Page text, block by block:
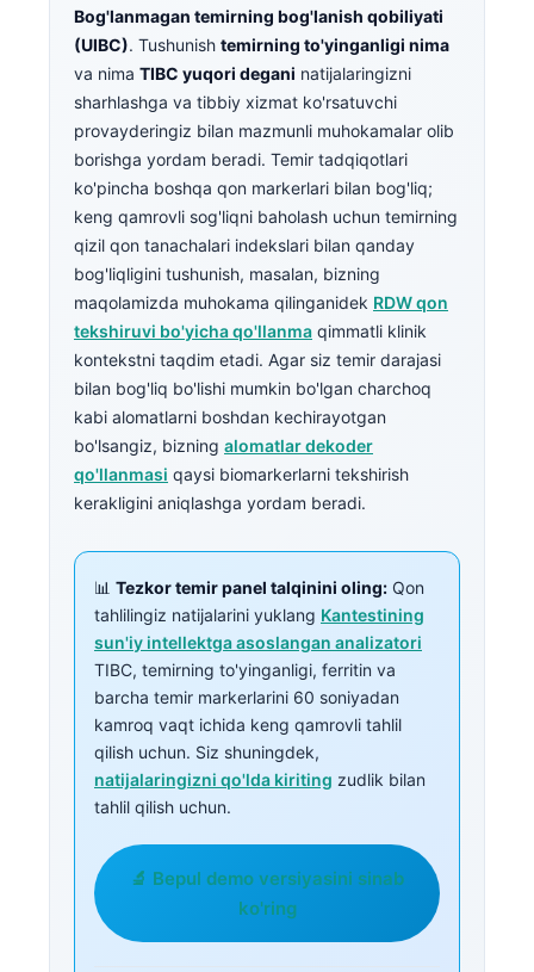
Bog'lanmagan temirning bog'lanish qobiliyati
(UIBC). Tushunish temirning to'yinganligi nima
va nima TIBC yuqori degani natijalaringizni
sharhlashga va tibbiy xizmat ko'rsatuvchi
provayderingiz bilan mazmunli muhokamalar olib
borishga yordam beradi. Temir tadqiqotlari
ko'pincha boshqa qon markerlari bilan bog'liq;
keng qamrovli sog'liqni baholash uchun temirning
qizil qon tanachalari indekslari bilan qanday
bog'liqligini tushunish, masalan, bizning
maqolamizda muhokama qilinganidek RDW qon
tekshiruvi bo'yicha qo'llanma qimmatli klinik
kontekstni taqdim etadi. Agar siz temir darajasi
bilan bog'liq bo'lishi mumkin bo'lgan charchoq
kabi alomatlarni boshdan kechirayotgan
bo'lsangiz, bizning alomatlar dekoder
qo'llanmasi qaysi biomarkerlarni tekshirish
kerakligini aniqlashga yordam beradi.
📊 Tezkor temir panel talqinini oling: Qon
tahlilingiz natijalarini yuklang Kantestining
sun'iy intellektga asoslangan analizatori
TIBC, temirning to'yinganligi, ferritin va
barcha temir markerlarini 60 soniyadan
kamroq vaqt ichida keng qamrovli tahlil
qilish uchun. Siz shuningdek,
natijalaringizni qo'lda kiriting zudlik bilan
tahlil qilish uchun.
🔬 Bepul demo versiyasini sinab
ko'ring